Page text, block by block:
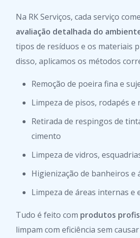
Na RK Serviços, cada serviço
avaliação detalhada do
tipos de resíduos e os materiais
disso, aplicamos os métodos
Remoção de poeira fina e
Limpeza de pisos, rodapés e
Retirada de respingos de
cimento
Limpeza de vidros,
Higienização de banheiros e
Limpeza de áreas internas e
Tudo é feito com produtos
limpam com eficiência sem